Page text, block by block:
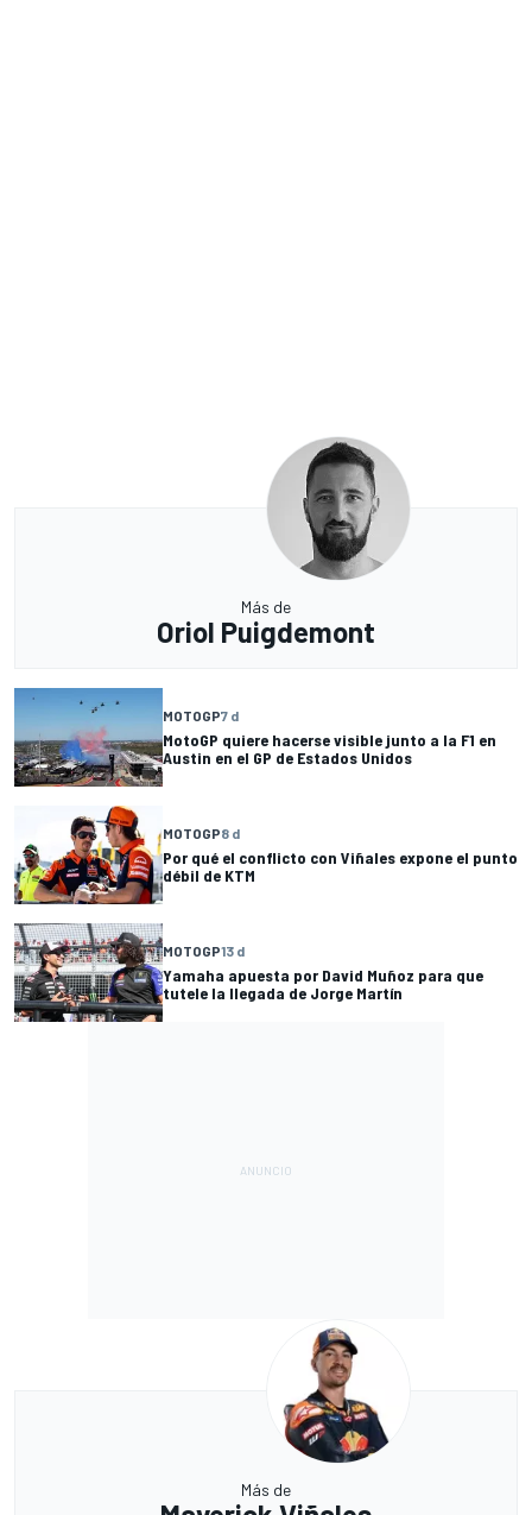
Más de
Oriol Puigdemont
MOTOGP7 d
MotoGP quiere hacerse visible junto a la F1 en
Austin en el GP de Estados Unidos
MOTOGP8 d
Por qué el conflicto con Viñales expone el punto
débil de KTM
MOTOGP13 d
Yamaha apuesta por David Muñoz para que
tutele la llegada de Jorge Martín
Más de